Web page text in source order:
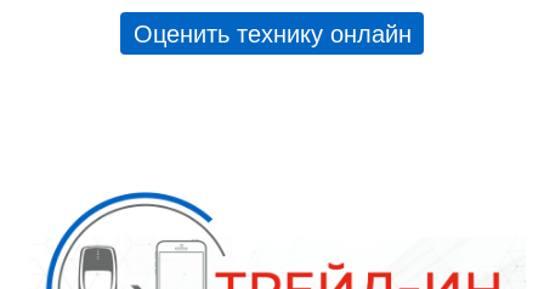
Оценить технику онлайн